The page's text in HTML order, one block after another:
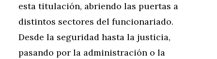
esta titulación, abriendo las puertas a
distintos sectores del funcionariado.
Desde la seguridad hasta la justicia,
pasando por la administración o la